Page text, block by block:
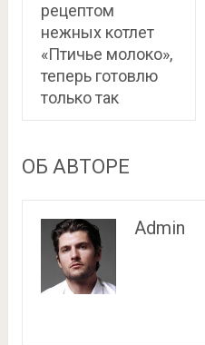
рецептом
нежных котлет
«Птичье молоко»,
теперь готовлю
только так
ОБ АВТОРЕ
Admin